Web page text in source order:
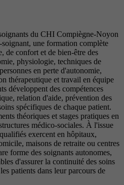
du CHI Compiègne-Noyon
une formation complète
de confort et de bien-être des
physiologie, techniques de
en perte d'autonomie,
thérapeutique et travail en équipe
développent des compétences
relation d'aide, prévention des
spécifiques de chaque patient.
théoriques et stages pratiques en
médico-sociales. À l'issue
exercent en hôpitaux,
maisons de retraite ou centres
forme des soignants autonomes,
d'assurer la continuité des soins
patients dans leur parcours de